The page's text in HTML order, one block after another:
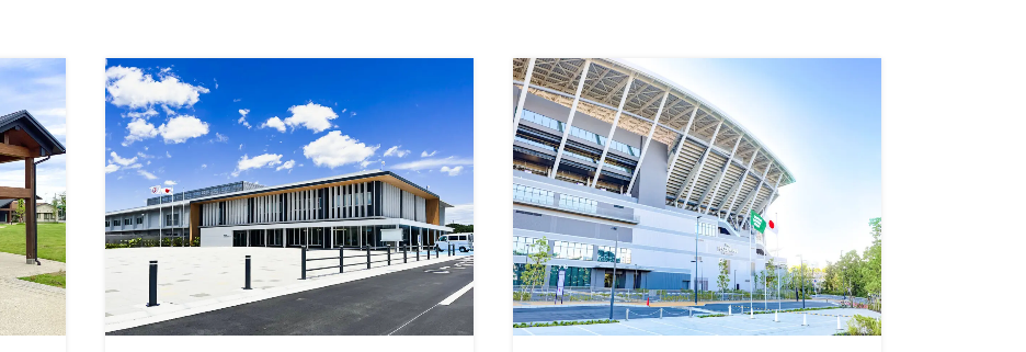
サポーター・ベンチ
照明内蔵シリーズ
手動ゲート
電動チェーンゲート
オリジナル
その他
部品